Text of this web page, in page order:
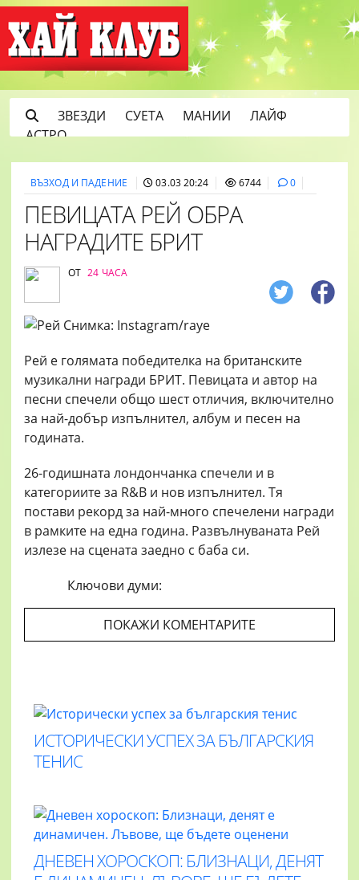
ЗВЕЗДИ СУЕТА МАНИИ
ЛАЙФ
АСТРО
ВЪЗХОД И ПАДЕНИЕ 03.03 20:24 6744 0
ПЕВИЦАТА РЕЙ ОБРА
НАГРАДИТЕ БРИТ
ОТ 24 ЧАСА
Рей е голямата победителка на британските
музикални награди БРИТ. Певицата и автор на
песни спечели общо шест отличия, включително
за най-добър изпълнител, албум и песен на
годината.
26-годишната лондончанка спечели и в
категориите за R&B и нов изпълнител. Тя
постави рекорд за най-много спечелени награди
в рамките на една година. Развълнуваната Рей
излезе на сцената заедно с баба си.
Ключови думи:
ПОКАЖИ КОМЕНТАРИТЕ
ИСТОРИЧЕСКИ УСПЕХ ЗА БЪЛГАРСКИЯ
ТЕНИС
ДНЕВЕН ХОРОСКОП: БЛИЗНАЦИ, ДЕНЯТ